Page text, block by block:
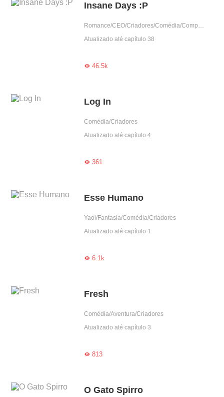
Insane Days :P
Romance/CEO/Criadores/Comédia/Completo
Atualizado até capítulo 38
46.5k
Log In
Comédia/Criadores
Atualizado até capítulo 4
361
Esse Humano
Yaoi/Fantasia/Comédia/Criadores
Atualizado até capítulo 1
6.1k
Fresh
Comédia/Aventura/Criadores
Atualizado até capítulo 3
813
O Gato Spirro